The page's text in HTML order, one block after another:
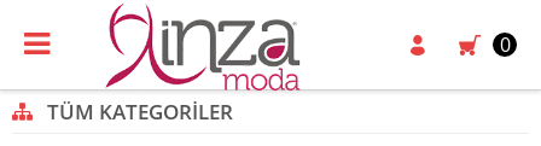
0
TÜM KATEGORILER